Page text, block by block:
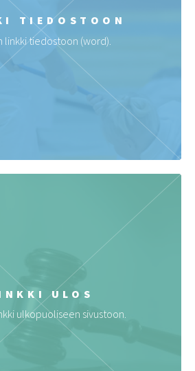
TIEDOSTOON
linkki tiedostoon (word).
ULOS
ulkopuoliseen sivustoon.